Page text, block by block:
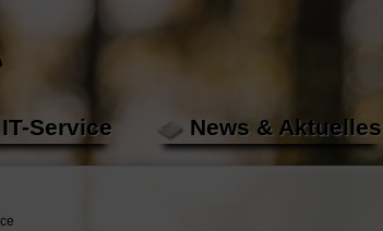
IT-Service News & Aktuelles